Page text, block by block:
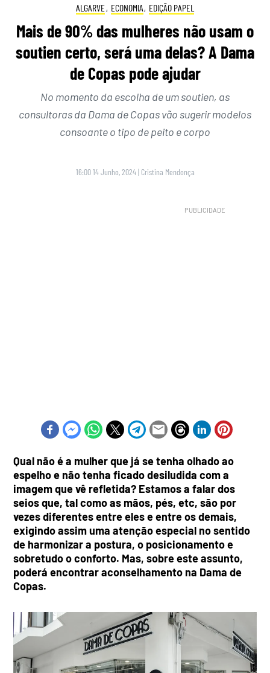
ALGARVE, ECONOMIA, EDIÇÃO PAPEL
Mais de 90% das mulheres não usam o
soutien certo, será uma delas? A Dama
de Copas pode ajudar
No momento da escolha de um soutien, as
consultoras da Dama de Copas vão sugerir modelos
consoante o tipo de peito e corpo
16:00 14 Junho, 2024 | Cristina Mendonça
Qual não é a mulher que já se tenha olhado ao
espelho e não tenha ficado desiludida com a
imagem que vê refletida? Estamos a falar dos
seios que, tal como as mãos, pés, etc, são por
vezes diferentes entre eles e entre os demais,
exigindo assim uma atenção especial no sentido
de harmonizar a postura, o posicionamento e
sobretudo o conforto. Mas, sobre este assunto,
poderá encontrar aconselhamento na Dama de
Copas.